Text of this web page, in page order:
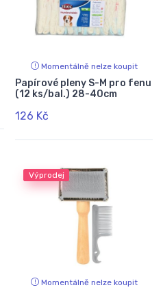
Momentálně nelze koupit
Papírové pleny S-M pro fenu
(12 ks/bal.) 28-40cm
126 Kč
Výprodej
Momentálně nelze koupit